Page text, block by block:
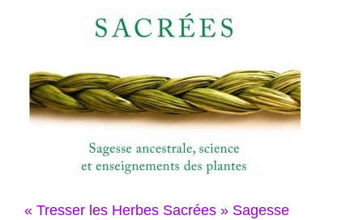
« Tresser les Herbes Sacrées » Sagesse